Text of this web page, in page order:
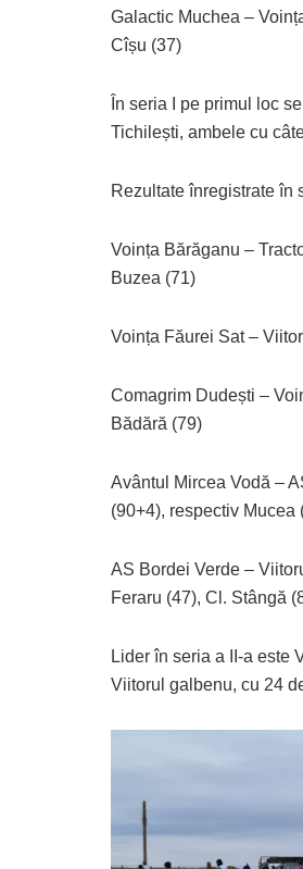
Galactic Muchea –
Cîșu (37)
În seria I pe primul loc
Tichilești, ambele cu
Rezultate înregistrate în
Voința Bărăganu –
Buzea (71)
Voința Făurei Sat –
Comagrim Dudești –
Bădără (79)
Avântul Mircea Vodă –
(90+4), respectiv Mucea
AS Bordei Verde –
Feraru (47), Cl. Stângă
Lider în seria a II-a este
Viitorul galbenu, cu 24